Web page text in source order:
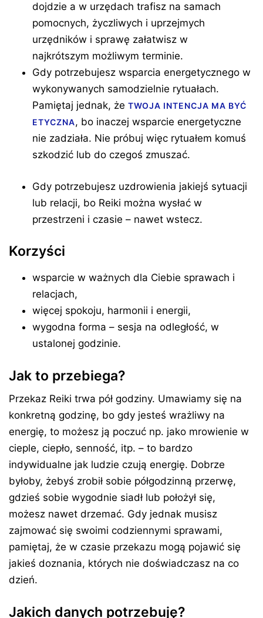
dojdzie a w urzędach trafisz na samach
pomocnych, życzliwych i uprzejmych
urzędników i sprawę załatwisz w
najkrótszym możliwym terminie.
Gdy potrzebujesz wsparcia energetycznego w
wykonywanych samodzielnie rytuałach.
Pamiętaj jednak, że TWOJA INTENCJA MA BYĆ
ETYCZNA, bo inaczej wsparcie energetyczne
nie zadziała. Nie próbuj więc rytuałem komuś
szkodzić lub do czegoś zmuszać.
Gdy potrzebujesz uzdrowienia jakiejś sytuacji
lub relacji, bo Reiki można wysłać w
przestrzeni i czasie – nawet wstecz.
Korzyści
wsparcie w ważnych dla Ciebie sprawach i
relacjach,
więcej spokoju, harmonii i energii,
wygodna forma – sesja na odległość, w
ustalonej godzinie.
Jak to przebiega?
Przekaz Reiki trwa pół godziny. Umawiamy się na
konkretną godzinę, bo gdy jesteś wrażliwy na
energię, to możesz ją poczuć np. jako mrowienie w
cieple, ciepło, senność, itp. – to bardzo
indywidualne jak ludzie czują energię. Dobrze
byłoby, żebyś zrobił sobie półgodzinną przerwę,
gdzieś sobie wygodnie siadł lub położył się,
możesz nawet drzemać. Gdy jednak musisz
zajmować się swoimi codziennymi sprawami,
pamiętaj, że w czasie przekazu mogą pojawić się
jakieś doznania, których nie doświadczasz na co
dzień.
Jakich danych potrzebuję?